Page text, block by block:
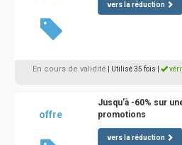
vers la réduction
En cours de validité | Utilisé 35 fois
offre
Jusqu'à -60% sur
promotions
vers la réduction